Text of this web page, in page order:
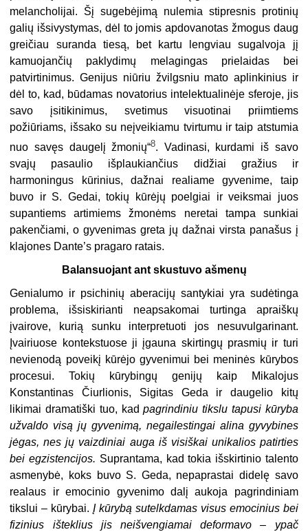
melancholijai. Šį sugebėjimą nulemia stipresnis protinių
galių išsivystymas, dėl to jomis apdovanotas žmogus daug
greičiau suranda tiesą, bet kartu lengviau sugalvoja jį
kamuojančių paklydimų melagingas prielaidas bei
patvirtinimus. Genijus niūriu žvilgsniu mato aplinkinius ir
dėl to, kad, būdamas novatorius intelektualinėje sferoje, jis
savo įsitikinimus, svetimus visuotinai priimtiems
požiūriams, išsako su neįveikiamu tvirtumu ir taip atstumia
nuo savęs daugelį žmonių“8. Vadinasi, kurdami iš savo
svajų pasaulio išplaukiančius didžiai gražius ir
harmoningus kūrinius, dažnai realiame gyvenime, taip
buvo ir S. Gedai, tokių kūrėjų poelgiai ir veiksmai juos
supantiems artimiems žmonėms neretai tampa sunkiai
pakenčiami, o gyvenimas greta jų dažnai virsta panašus į
klajones Dante’s pragaro ratais.
Balansuojant ant skustuvo ašmenų
Genialumo ir psichinių aberacijų santykiai yra sudėtinga
problema, išsiskirianti neapsakomai turtinga apraiškų
įvairove, kurią sunku interpretuoti jos nesuvulgarinant.
Įvairiuose kontekstuose ji įgauna skirtingų prasmių ir turi
nevienodą poveikį kūrėjo gyvenimui bei meninės kūrybos
procesui. Tokių kūrybingų genijų kaip Mikalojus
Konstantinas Čiurlionis, Sigitas Geda ir daugelio kitų
likimai dramatiški tuo, kadpagrindiniu tikslu tapusi kūryba
užvaldo visą jų gyvenimą, negailestingai alina gyvybines
jėgas, nes jų vaizdiniai auga iš visiškai unikalios patirties
bei egzistencijos. Suprantama, kad tokia išskirtinio talento
asmenybė, koks buvo S. Geda, nepaprastai didelę savo
realaus ir emocinio gyvenimo dalį aukoja pagrindiniam
tikslui – kūrybai.Į kūrybą sutelkdamas visus emocinius bei
fizinius išteklius jis neišvengiamai deformavo – ypač